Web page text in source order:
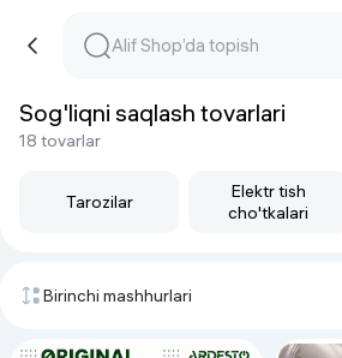
Sog'liqni saqlash tovarlari
18 tovarlar
Tarozilar
Elektr tish
cho'tkalari
Birinchi mashhurlari